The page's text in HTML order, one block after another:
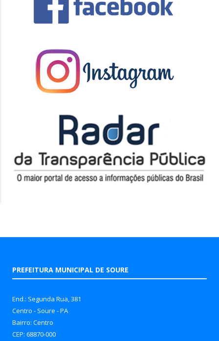
PREFEITURA MUNICIPAL DE SOURE
End.: Segunda Rua, 381
Centro - Soure - PA
Bairro: Centro
CEP: 68870-000